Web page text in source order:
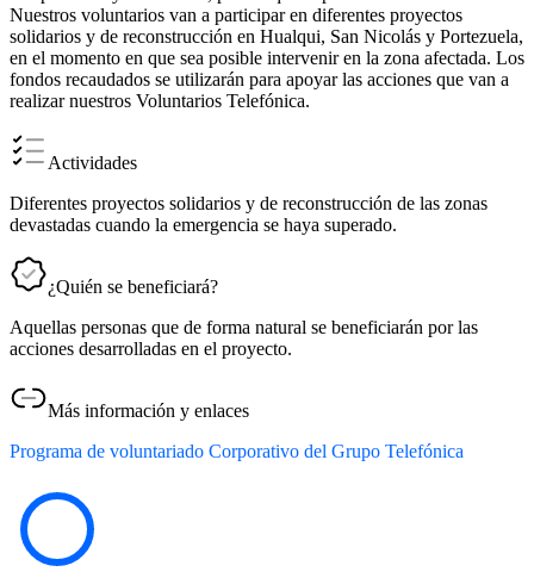
Nuestros voluntarios van a participar en diferentes proyectos
solidarios y de reconstrucción en Hualqui, San Nicolás y Portezuela,
en el momento en que sea posible intervenir en la zona afectada. Los
fondos recaudados se utilizarán para apoyar las acciones que van a
realizar nuestros Voluntarios Telefónica.
Actividades
Diferentes proyectos solidarios y de reconstrucción de las zonas
devastadas cuando la emergencia se haya superado.
¿Quién se beneficiará?
Aquellas personas que de forma natural se beneficiarán por las
acciones desarrolladas en el proyecto.
Más información y enlaces
Programa de voluntariado Corporativo del Grupo Telefónica